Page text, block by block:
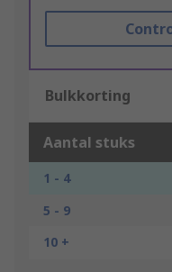
Bulkkorting
Aantal stuks
1 - 4
5 - 9
10 +